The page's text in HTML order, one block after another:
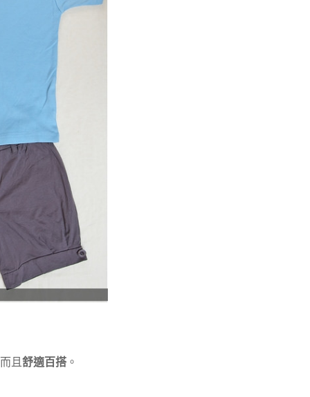
且 舒適百搭 。